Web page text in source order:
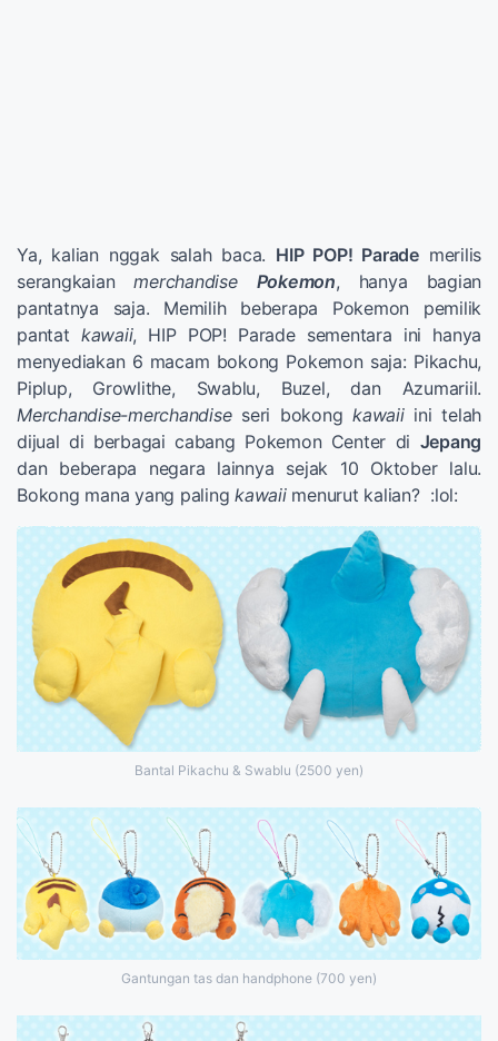
Ya, kalian nggak salah baca. HIP POP! Parademerilis
serangkaianmerchandise Pokemon, hanya bagian
pantatnya saja. Memilih beberapa Pokemon pemilik
pantat kawaii, HIP POP! Parade sementara ini hanya
menyediakan 6 macam bokong Pokemon saja: Pikachu,
Piplup, Growlithe, Swablu, Buzel, dan Azumariil.
Merchandise-merchandiseseri bokong kawaiiini telah
dijual di berbagai cabang Pokemon Center di Jepang
dan beberapa negara lainnya sejak 10 Oktober lalu.
Bokong mana yang paling kawaiimenurut kalian? :lol:
Bantal Pikachu & Swablu (2500 yen)
Gantungan tas dan handphone (700 yen)